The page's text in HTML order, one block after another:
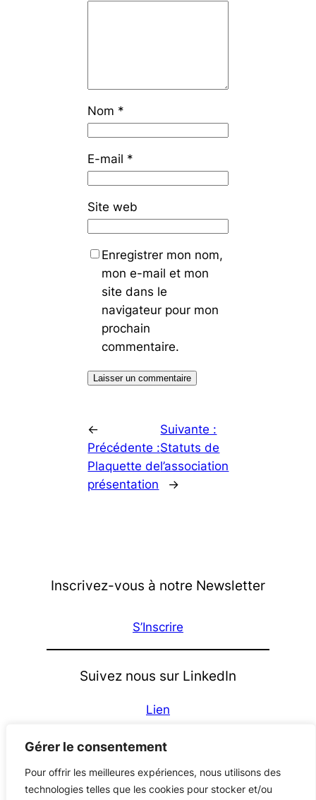
Gérer le consentement
Pour offrir les meilleures expériences, nous utilisons des
technologies telles que les cookies pour stocker et/ou
Nom *
E-mail *
Site web
Enregistrer mon nom,
mon e-mail et mon
site dans le
navigateur pour mon
prochain
commentaire.
←
Précédente :
Plaquette de
présentation
Suivante :
Statuts de
l’association
→
Inscrivez-vous à notre Newsletter
S’Inscrire
Suivez nous sur LinkedIn
Lien
Nos partenaires